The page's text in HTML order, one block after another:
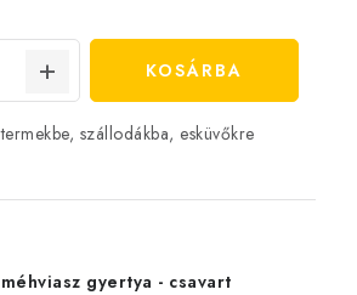
KOSÁRBA
szállodákba, esküvőkre
gyertya - csavart